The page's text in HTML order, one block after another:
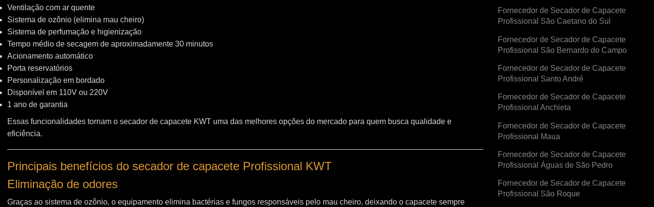
Ventilação com ar quente
Sistema de ozônio (elimina mau cheiro)
Sistema de perfumação e higienização
Tempo médio de secagem de aproximadamente 30 minutos
Acionamento automático
Porta reservatórios
Personalização em bordado
Disponível em 110V ou 220V
1 ano de garantia
Essas funcionalidades tornam o secador de capacete KWT uma das melhores opções do mercado para quem busca qualidade e
eficiência.
Principais benefícios do secador de capacete Profissional KWT
Eliminação de odores
Graças ao sistema de ozônio, o equipamento elimina bactérias e fungos responsáveis pelo mau cheiro, deixando o capacete sempre
Fornecedor de Secador de Capacete
Profissional São Caetano do Sul
Fornecedor de Secador de Capacete
Profissional São Bernardo do Campo
Fornecedor de Secador de Capacete
Profissional Santo André
Fornecedor de Secador de Capacete
Profissional Anchieta
Fornecedor de Secador de Capacete
Profissional Maua
Fornecedor de Secador de Capacete
Profissional Águas de São Pedro
Fornecedor de Secador de Capacete
Profissional São Roque